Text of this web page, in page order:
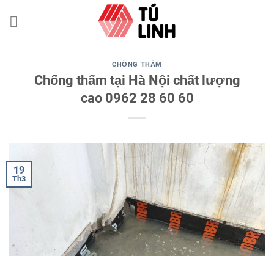
CHỐNG THẤM
Chống thấm tại Hà Nội chất lượng
cao 0962 28 60 60
19
Th3